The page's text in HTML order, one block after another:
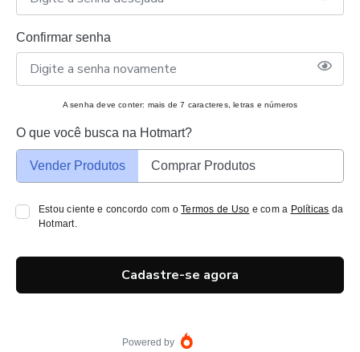
Confirmar senha
A senha deve conter: mais de 7 caracteres, letras e números
O que você busca na Hotmart?
Vender Produtos Comprar Produtos
Estou ciente e concordo com oTermos de Uso e com a Políticas da
Hotmart.
Cadastre-se agora
Powered by